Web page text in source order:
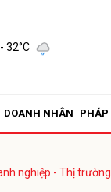
32°C
DOANH NHÂN PHÁP
nghiệp - Thị trường